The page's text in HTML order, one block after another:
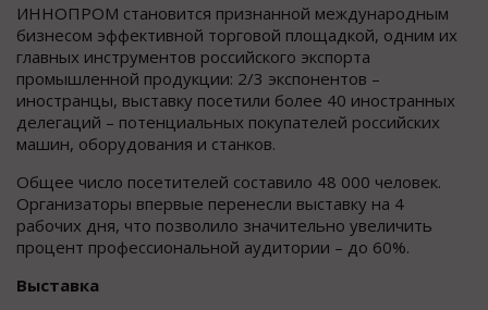
ИННОПРОМ становится признанной международным
бизнесом эффективной торговой площадкой, одним их
главных инструментов российского экспорта
промышленной продукции: 2/3 экспонентов –
иностранцы, выставку посетили более 40 иностранных
делегаций – потенциальных покупателей российских
машин, оборудования и станков.
Общее число посетителей составило 48 000 человек.
Организаторы впервые перенесли выставку на 4
рабочих дня, что позволило значительно увеличить
процент профессиональной аудитории – до 60%.
Выставка